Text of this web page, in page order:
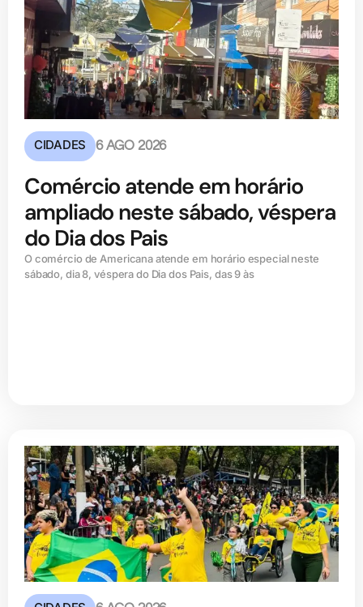
CIDADES 6 AGO 2026
Comércio atende em horário
ampliado neste sábado, véspera
do Dia dos Pais
O comércio de Americana atende em horário especial neste
sábado, dia 8, véspera do Dia dos Pais, das 9 às